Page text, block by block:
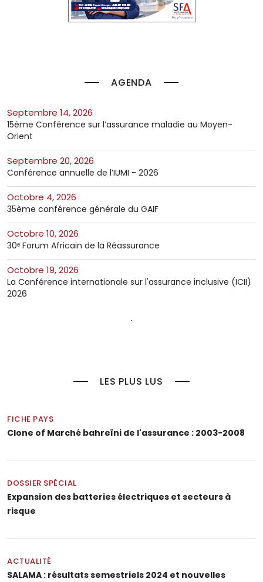
AGENDA
septembre 14, 2026
15ème Conférence sur l’assurance maladie au Moyen-
Orient
septembre 20, 2026
Conférence annuelle de l’IUMI - 2026
octobre 4, 2026
35ème conférence générale du GAIF
octobre 10, 2026
30ᵉ Forum Africain de la Réassurance
octobre 19, 2026
La Conférence internationale sur l'assurance inclusive (ICII)
2026
LES PLUS LUS
FICHE PAYS
Clone of Marché bahreïni de l'assurance : 2003-2008
DOSSIER SPÉCIAL
Expansion des batteries électriques et secteurs à
risque
ACTUALITÉ
SALAMA : résultats semestriels 2024 et nouvelles